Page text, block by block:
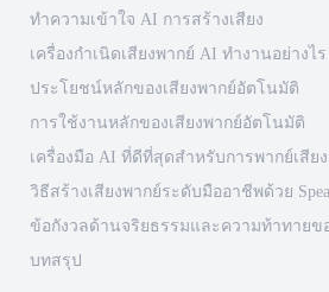
ทําความเข้าใจ AI การสร้างเสียง
เครื่องกําเนิดเสียงพากย์ AI ทํางานอย่างไร
ประโยชน์หลักของเสียงพากย์อัตโนมัติ
การใช้งานหลักของเสียงพากย์อัตโนมัติ
เครื่องมือ AI ที่ดีที่สุดสําหรับการพากย์เสีย
วิธีสร้างเสียงพากย์ระดับมืออาชีพด้วย
ข้อกังวลด้านจริยธรรมและความท้าทายข
บทสรุป